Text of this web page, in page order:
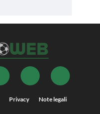
Privacy Note legali